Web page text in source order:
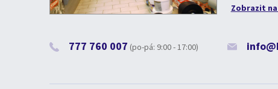
Zobrazit
777 760 007 (po-pá: 9:00 - 17:00)